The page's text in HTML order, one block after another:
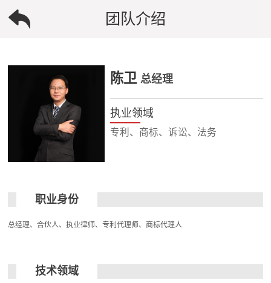
团队介绍
陈卫 总经理
执业领域
专利、商标、诉讼、法务
职业身份
总经理、合伙人、执业律师、专利代理师、商标代理人
技术领域